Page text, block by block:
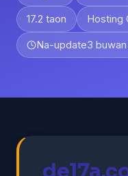
17.2 taon Hosting
Na-update3